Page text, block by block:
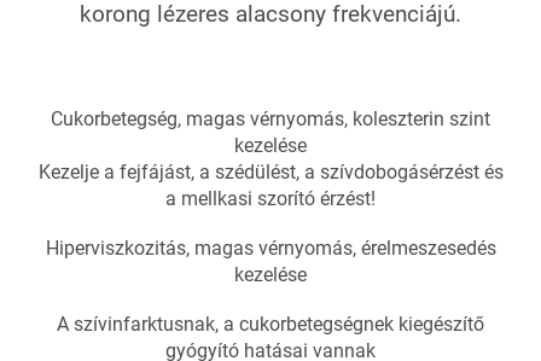
korong lézeres alacsony frekvenciájú.
Cukorbetegség, magas vérnyomás, koleszterin szint
kezelése
Kezelje a fejfájást, a szédülést, a szívdobogásérzést és
a mellkasi szorító érzést!
Hiperviszkozitás, magas vérnyomás, érelmeszesedés
kezelése
A szívinfarktusnak, a cukorbetegségnek kiegészítő
gyógyító hatásai vannak